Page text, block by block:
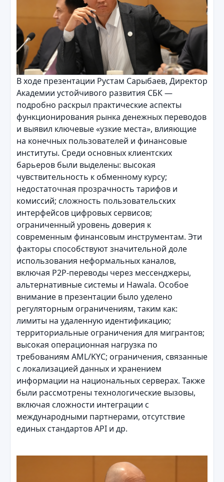
В ходе презентации Рустам Сарыбаев, Директор
Академии устойчивого развития СБК —
подробно раскрыл практические аспекты
функционирования рынка денежных переводов
и выявил ключевые «узкие места», влияющие
на конечных пользователей и финансовые
институты. Среди основных клиентских
барьеров были выделены: высокая
чувствительность к обменному курсу;
недостаточная прозрачность тарифов и
комиссий; сложность пользовательских
интерфейсов цифровых сервисов;
ограниченный уровень доверия к
современным финансовым инструментам. Эти
факторы способствуют значительной доле
использования неформальных каналов,
включая P2P-переводы через мессенджеры,
альтернативные системы и Hawala. Особое
внимание в презентации было уделено
регуляторным ограничениям, таким как:
лимиты на удаленную идентификацию;
территориальные ограничения для мигрантов;
высокая операционная нагрузка по
требованиям AML/KYC; ограничения, связанные
с локализацией данных и хранением
информации на национальных серверах. Также
были рассмотрены технологические вызовы,
включая сложности интеграции с
международными партнерами, отсутствие
единых стандартов API и др.